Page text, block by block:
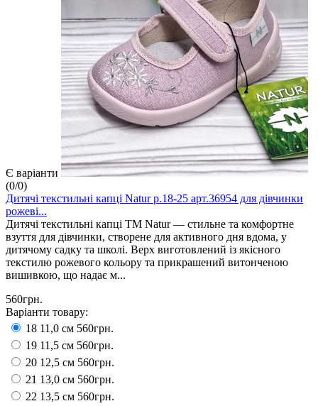
Є варіанти
(0/0)
Дитячі текстильні капці Natur р.18-25 арт.36954 для дівчинки
рожеві...
Дитячі текстильні капці ТМ Natur — стильне та комфортне
взуття для дівчинки, створене для активного дня вдома, у
дитячому садку та школі. Верх виготовлений із якісного
текстилю рожевого кольору та прикрашений витонченою
вишивкою, що надає м...
560грн.
Варіанти товару:
18 11,0 см 560грн.
19 11,5 см 560грн.
20 12,5 см 560грн.
21 13,0 см 560грн.
22 13,5 см 560грн.